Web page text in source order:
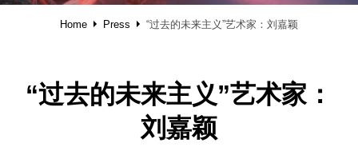
Home Press “过去的未来主义”艺术家：刘嘉颖
“过去的未来主义”艺术家：
刘嘉颖